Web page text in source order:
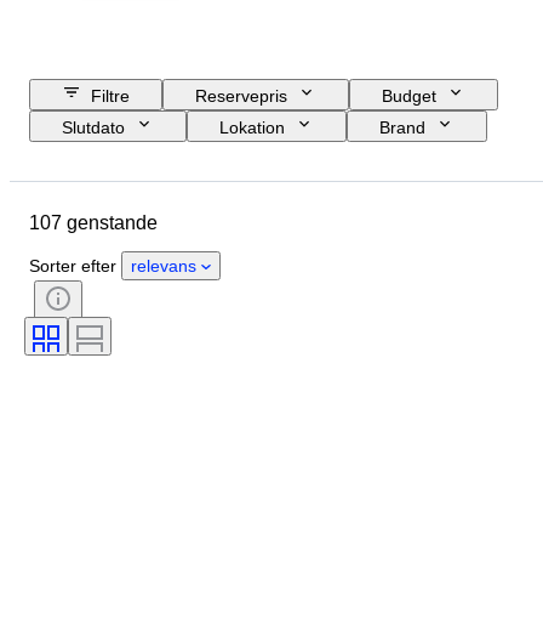
Filtre Reservepris
Budget
Slutdato
Lokation
Brand
Periode
Tøjstørrelse
Størrelse på genstand
Skostørrelse
107 genstande
Sorter efter relevans